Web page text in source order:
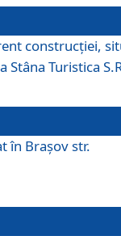
construcției,
Stâna Turistica
în Brașov str.